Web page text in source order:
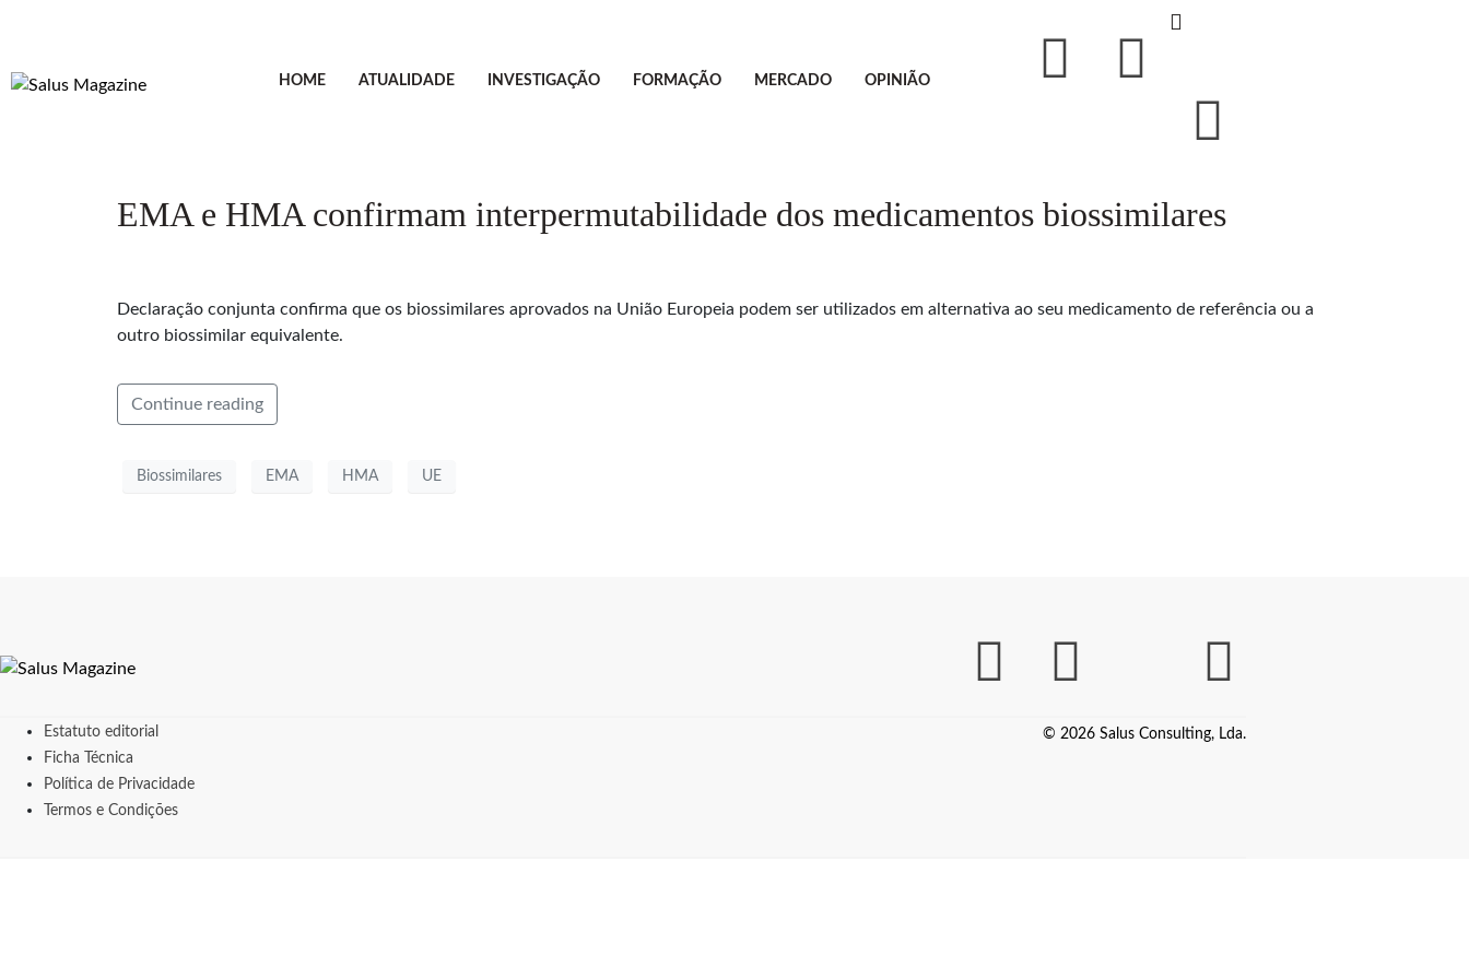
HOME ATUALIDADE INVESTIGAÇÃO FORMAÇÃO MERCADO OPINIÃO
EMA e HMA confirmam interpermutabilidade dos medicamentos biossimilares
Declaração conjunta confirma que os biossimilares aprovados na União Europeia podem ser utilizados em alternativa ao seu medicamento de referência ou a
outro biossimilar equivalente.
Continue reading
Biossimilares EMA HMA UE
Estatuto editorial
Ficha Técnica
Política de Privacidade
Termos e Condições
© 2026 Salus Consulting, Lda.